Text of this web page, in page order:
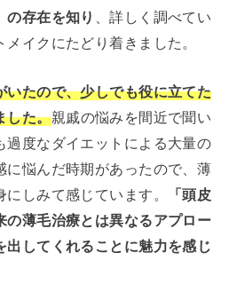
の存在を知り
、詳しく調べてい
イクにたどり着きました。
いたので、少しでも役に立てた
した。親戚の悩みを間近で聞い
過度なダイエットによる大量の
に悩んだ時期があったので、薄
しみて感じています。
「頭皮
の薄毛治療とは異なるアプロー
出してくれることに魅力を感じ